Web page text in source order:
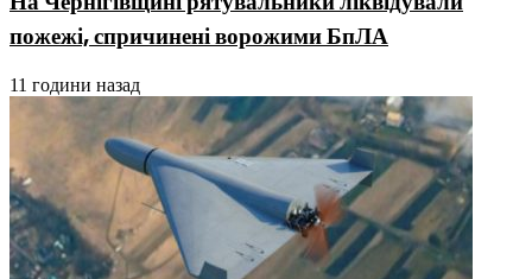
пожежі, спричинені ворожими БпЛА
11 години назад